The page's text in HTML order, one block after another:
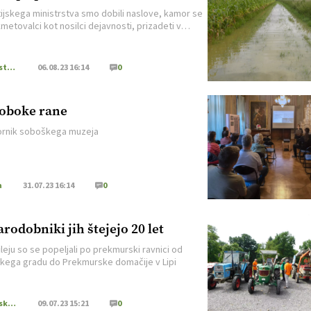
ministrstva smo dobili naslove, kamor se
kot nosilci dejavnosti, prizadeti v
ribištvo (IRSKGLR) ter Uprave RS za varno
Kmetijstvo Podravja in Pomurja 06.08.23 16:14 0
rane
soboškega muzeja
31.07.23 16:14 0
jih štejejo 20 let
so se popeljali po prekmurski ravnici od
gradu do Prekmurske domačije v Lipi
Kmetijska mehanizacija 09.07.23 15:21 0